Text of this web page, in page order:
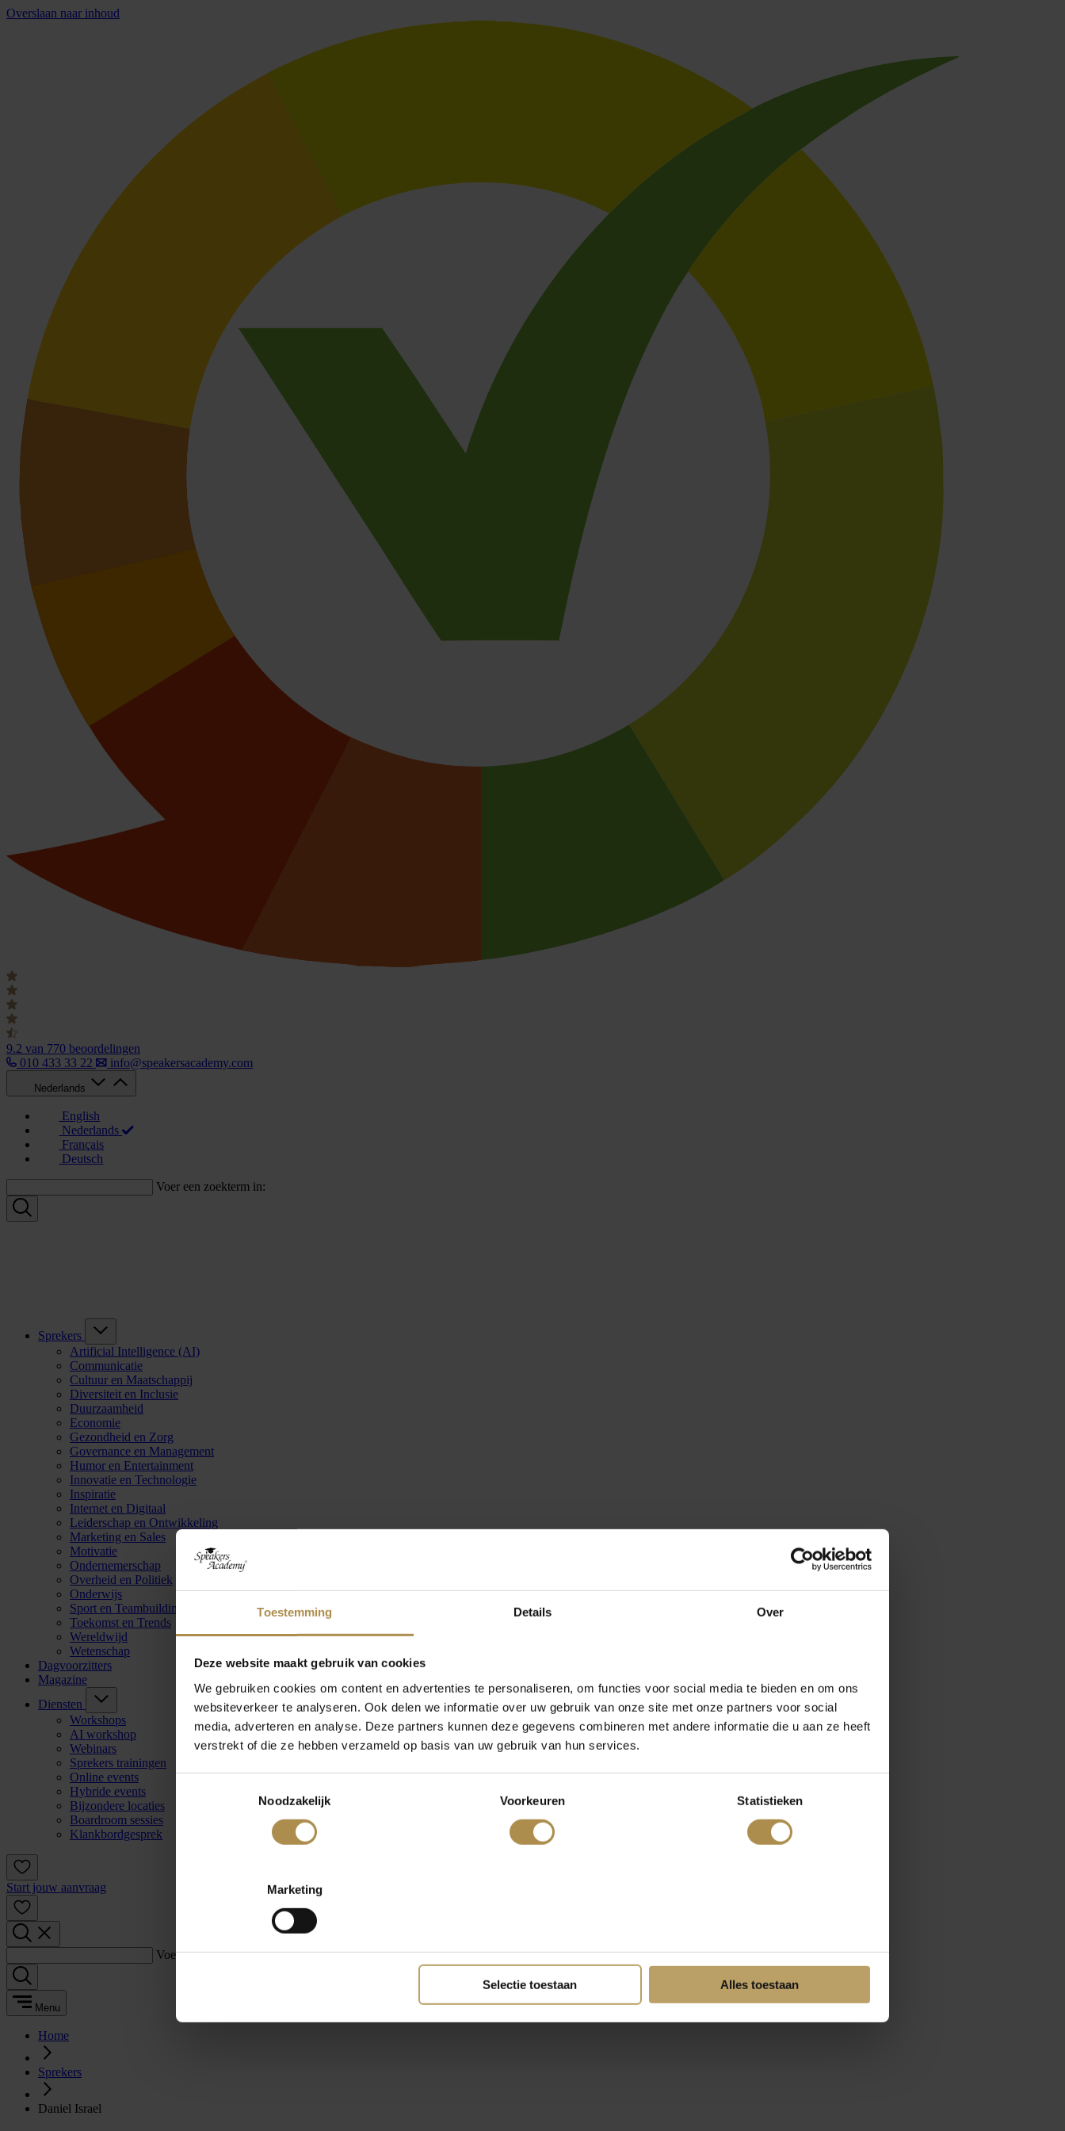
Toestemming Details Over
Deze website maakt gebruik van cookies
We gebruiken cookies om content en advertenties te personaliseren, om functies voor social media te bieden en om ons
websiteverkeer te analyseren. Ook delen we informatie over uw gebruik van onze site met onze partners voor social
media, adverteren en analyse. Deze partners kunnen deze gegevens combineren met andere informatie die u aan ze heeft
verstrekt of die ze hebben verzameld op basis van uw gebruik van hun services.
Noodzakelijk
Voorkeuren Statistieken
Marketing
Selectie toestaan Alles toestaan
Overslaan naar inhoud
9.2 van 770 beoordelingen
010 433 33 22
info@speakersacademy.com
Nederlands
English
Nederlands
Français
Deutsch
Voer een zoekterm in:
Sprekers
Artificial Intelligence (AI)
Communicatie
Cultuur en Maatschappij
Diversiteit en Inclusie
Duurzaamheid
Economie
Gezondheid en Zorg
Governance en Management
Humor en Entertainment
Innovatie en Technologie
Inspiratie
Internet en Digitaal
Leiderschap en Ontwikkeling
Marketing en Sales
Motivatie
Ondernemerschap
Overheid en Politiek
Onderwijs
Sport en Teambuilding
Toekomst en Trends
Wereldwijd
Wetenschap
Dagvoorzitters
Magazine
Diensten
Workshops
AI workshop
Webinars
Sprekers trainingen
Online events
Hybride events
Bijzondere locaties
Boardroom sessies
Klankbordgesprek
Start jouw aanvraag
Voer een zoekterm in:
Menu
Home
Sprekers
Daniel Israel